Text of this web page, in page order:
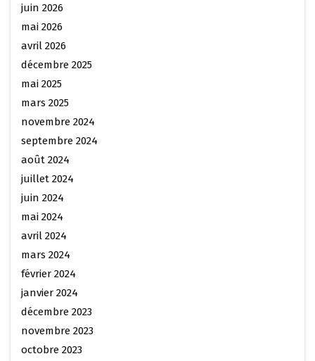
juin 2026
mai 2026
avril 2026
décembre 2025
mai 2025
mars 2025
novembre 2024
septembre 2024
août 2024
juillet 2024
juin 2024
mai 2024
avril 2024
mars 2024
février 2024
janvier 2024
décembre 2023
novembre 2023
octobre 2023